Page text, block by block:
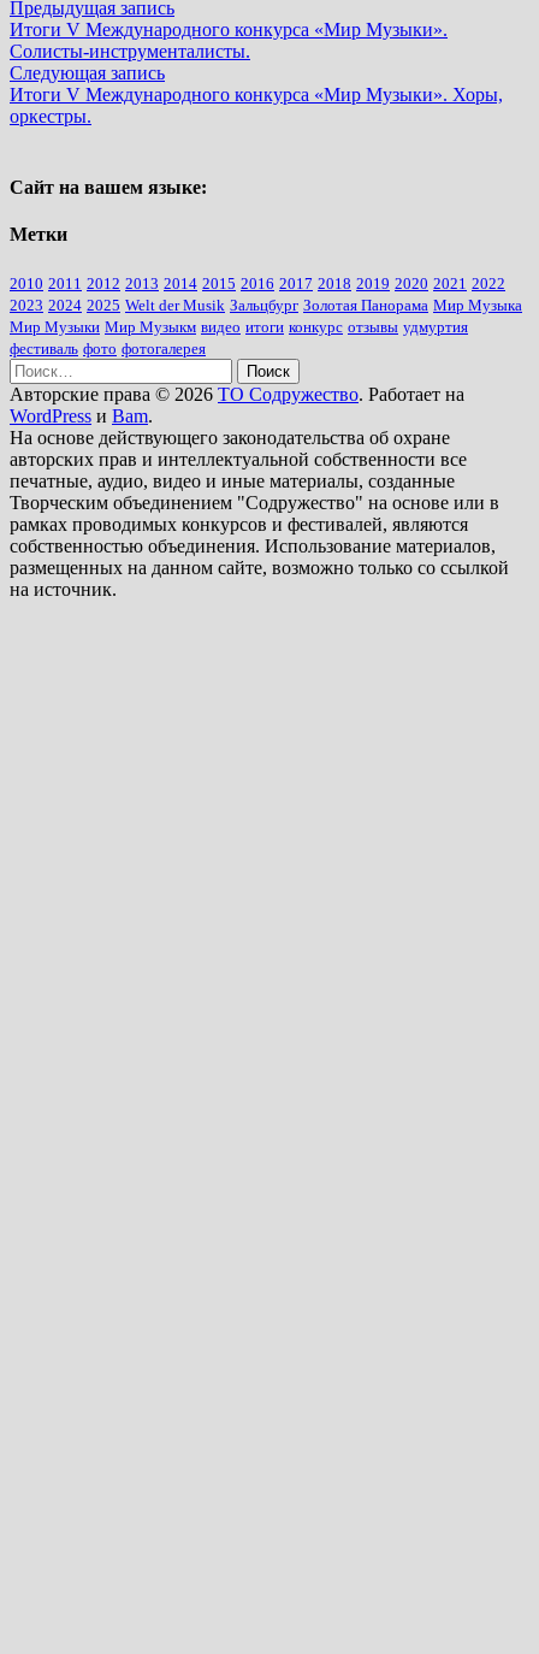
Навигация
по
записям
Предыдущая записьПредыдущая
запись:
Итоги V Международного конкурса «Мир Музыки».
Солисты-инструменталисты.
Следующая записьСледующая
запись:
Итоги V Международного конкурса «Мир Музыки». Хоры,
оркестры.
Сайт на вашем языке:
Метки
2010 2011 2012 2013 2014 2015 2016 2017 2018 2019 2020 2021 2022
2023 2024 2025 Welt der Musik Зальцбург Золотая Панорама Мир Музыка
Мир Музыки Мир Музыкм видео итоги конкурс отзывы удмуртия
фестиваль фото фотогалерея
Найти:
Авторские права © 2026 ТО Содружество. Работает на
WordPress и Bam.
На основе действующего законодательства об охране
авторских прав и интеллектуальной собственности все
печатные, аудио, видео и иные материалы, созданные
Творческим объединением "Содружество" на основе или в
рамках проводимых конкурсов и фестивалей, являются
собственностью объединения. Использование материалов,
размещенных на данном сайте, возможно только со ссылкой
на источник.